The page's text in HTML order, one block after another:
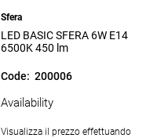
Sfera
LED BASIC SFERA 6W E14
6500K 450 lm
Code: 200006
Availability
Visualizza il prezzo effettuando